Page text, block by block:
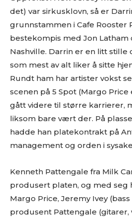
det) var sirkusklovn, så er
grunnstammen i Cafe Rooster
bestekompis med Jon Latham
Nashville. Darrin er en litt
som mest av alt liker å sitte
Rundt ham har artister vokst
scenen på 5 Spot (Margo
gått videre til større karrierer,
liksom bare vært der. På
hadde han platekontrakt på
management og orden i
Kenneth Pattengale fra Milk
produsert platen, og med seg
Margo Price, Jeremy Ivey
produsent Pattengale (gitarer,